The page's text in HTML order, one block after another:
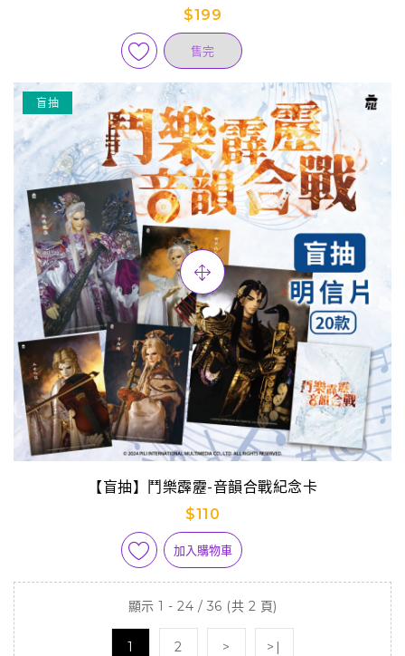
$199
售完
盲抽
【盲抽】鬥樂霹靂-音韻合戰紀念卡
$110
加入購物車
顯示 1 - 24 / 36 (共 2 頁)
1 2 > >|